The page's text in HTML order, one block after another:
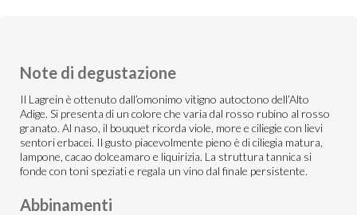
Note di degustazione
Il Lagrein è ottenuto dall’omonimo vitigno autoctono dell’Alto
Adige. Si presenta di un colore che varia dal rosso rubino al rosso
granato. Al naso, il bouquet ricorda viole, more e ciliegie con lievi
sentori erbacei. Il gusto piacevolmente pieno è di ciliegia matura,
lampone, cacao dolceamaro e liquirizia. La struttura tannica si
fonde con toni speziati e regala un vino dal finale persistente.
Abbinamenti